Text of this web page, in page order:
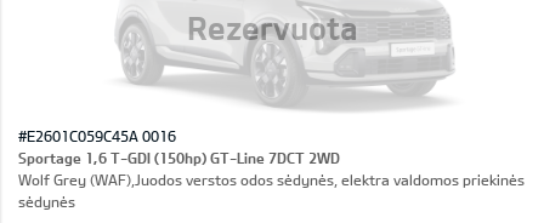
Rezervuota
#E2601C059C45A 0016
Sportage 1,6 T-GDI (150hp) GT-Line 7DCT 2WD
Wolf Grey (WAF),Juodos verstos odos sėdynės, elektra valdomos priekinės
sėdynės